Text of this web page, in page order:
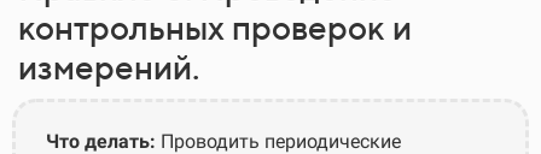
контрольных проверок и
измерений.
Что делать: Проводить периодические